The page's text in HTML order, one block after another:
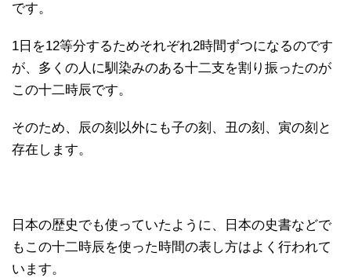
です。
1日を12等分するためそれぞれ2時間ずつになるのです
が、多くの人に馴染みのある十二支を割り振ったのが
この十二時辰です。
そのため、辰の刻以外にも子の刻、丑の刻、寅の刻と
存在します。
日本の歴史でも使っていたように、日本の史書などで
もこの十二時辰を使った時間の表し方はよく行われて
います。